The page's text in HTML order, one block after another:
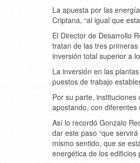
La apuesta por las
Criptana, “al igual que
El Director de Desarrollo
tratan de las tres
inversión total superior a
La inversión en las
puestos de trabajo
Por su parte,
apostando, con
Así lo recordó Gonzalo
dar este paso “que
mismo sentido, que se
energética de los